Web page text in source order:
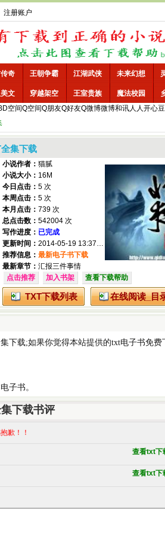
注册账户
奇 王朝争霸 江湖武侠 未来幻想
文 穿越架空 王室贵族 魔法校园
空间Q空间Q朋友Q好友Q微博微博和讯人人开心
集下载
小说作者： 猫腻
小说大小： 16M
今日点击： 5 次
本周点击： 5 次
本月点击： 739 次
总点击数： 542004 次
写作进度： 已完成
更新时间： 2014-05-19 13:37:55
推荐信息： 最新电子书下载
最新章节： 汇报三件事情
点击推荐
加入书架 查看下载帮助
TXT下载列表 在线阅读_目
下载;如果你觉得本站提供的txt电子书免费
子书。
下载书评
歉！！
查看txt下
查看txt下